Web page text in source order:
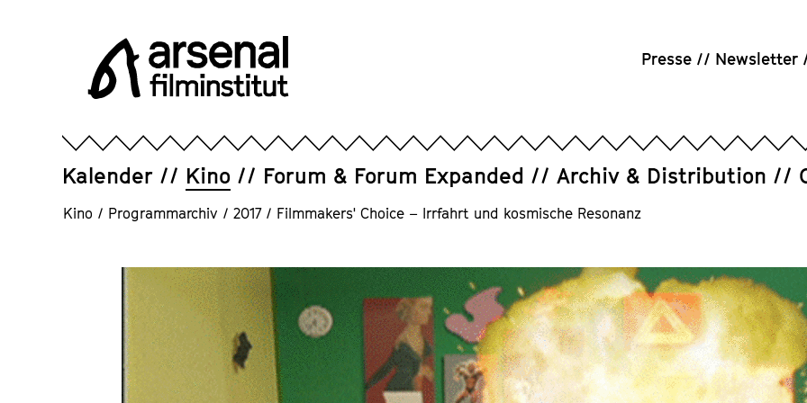
Filminstitut
Presse Newsletter
Kalender Kino Forum & Forum Expanded Archiv & Distribution
Kino / Programmarchiv / 2017 / Filmmakers' Choice – Irrfahrt und kosmische Resonanz